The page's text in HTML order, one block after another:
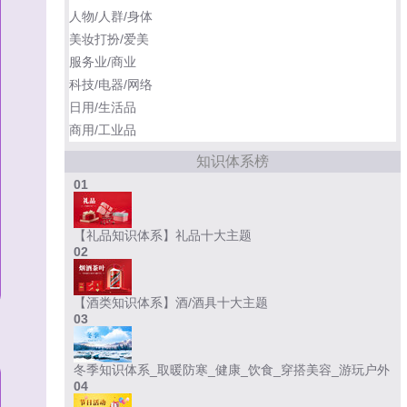
人物/人群/身体
美妆打扮/爱美
服务业/商业
科技/电器/网络
日用/生活品
商用/工业品
知识体系榜
01
【礼品知识体系】礼品十大主题
02
【酒类知识体系】酒/酒具十大主题
03
冬季知识体系_取暖防寒_健康_饮食_穿搭美容_游玩户外
04